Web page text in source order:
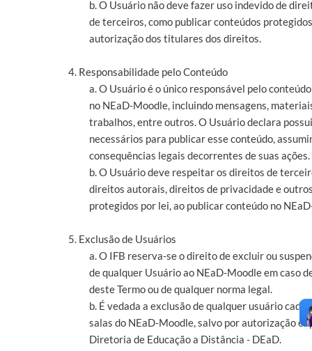
b. O Usuário não deve fazer uso indevido de
de terceiros, como publicar conteúdos
autorização dos titulares dos direitos.
4. Responsabilidade pelo Conteúdo
a. O Usuário é o único responsável pelo
no NEaD-Moodle, incluindo mensagens,
trabalhos, entre outros. O Usuário declara
necessários para publicar esse conteúdo,
consequências legais decorrentes de suas ações.
b. O Usuário deve respeitar os direitos de
direitos autorais, direitos de privacidade e
protegidos por lei, ao publicar conteúdo no
5. Exclusão de Usuários
a. O IFB reserva-se o direito de excluir ou
de qualquer Usuário ao NEaD-Moodle em caso
deste Termo ou de qualquer norma legal.
b. É vedada a exclusão de qualquer usuário
salas do NEaD-Moodle, salvo por autorização
Diretoria de Educação a Distância - DEaD.